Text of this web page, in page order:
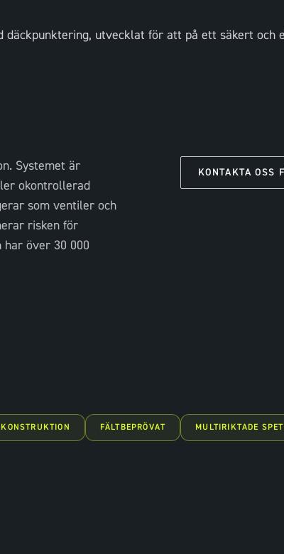
däckpunktering, utvecklat för att på ett säkert
Systemet är
okontrollerad
som ventiler och
risken för
har över 30 000
KONTAKTA OSS
FÄLTBEPRÖVAT MULTIRIKTADE